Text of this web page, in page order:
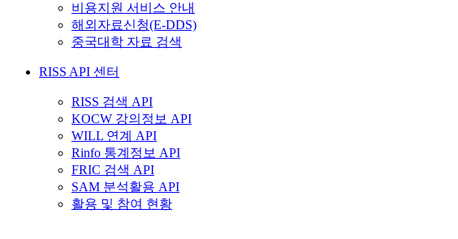
비용지원 서비스 안내
해외자료신청(E-DDS)
중국대학 자료 검색
RISS API 센터
RISS 검색 API
KOCW 강의정보 API
WILL 연계 API
Rinfo 통계정보 API
FRIC 검색 API
SAM 분석활용 API
활용 및 참여 현황